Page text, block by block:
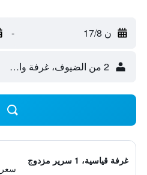
ن 17/8 -
2 من الضيوف، غرفة واحدة
غرفة قياسية، 1 سرير مزدوج
سعر